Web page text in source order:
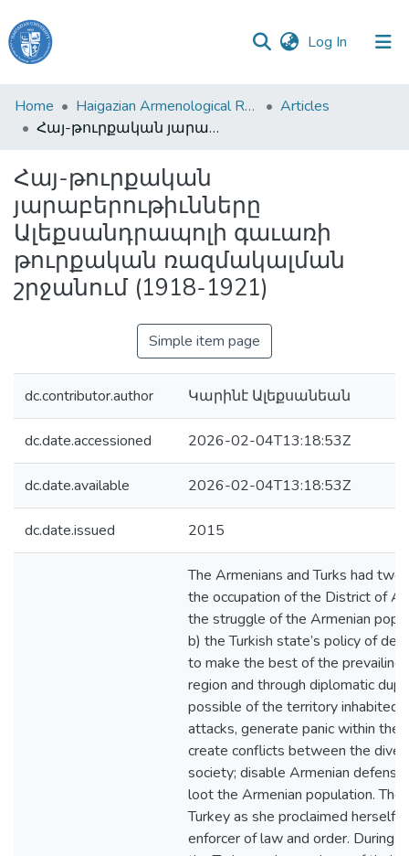
Log In (current)
Haigazian
University
&
Collections
All of DSpace
Home Haigazian Armenological Review
Articles
Հայ-թուրքական յարաբերութիւնները Ալեքսանդրապոլի գաւառի թուրքական ռազմակալման շրջանում (1918-1921)
Հայ-թուրքական
յարաբերութիւնները
Ալեքսանդրապոլի գաւառի
թուրքական ռազմակալման
շրջանում (1918-1921)
Simple item page
dc.contributor.author Կարինէ Ալեքսանեան
dc.date.accessioned 2026-02-04T13:18:53Z
dc.date.available 2026-02-04T13:18:53Z
dc.date.issued 2015
The Armenians and Turks had
the occupation of the District of
the struggle of the Armenian
b) the Turkish state’s policy of
to make the best of the prevailing
region and through diplomatic
possible of the territory inhabited
attacks, generate panic within the
create conflicts between the
society; disable Armenian defense
loot the Armenian population.
Turkey as she proclaimed herself
enforcer of law and order. During